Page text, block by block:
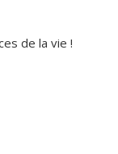
de la vie !